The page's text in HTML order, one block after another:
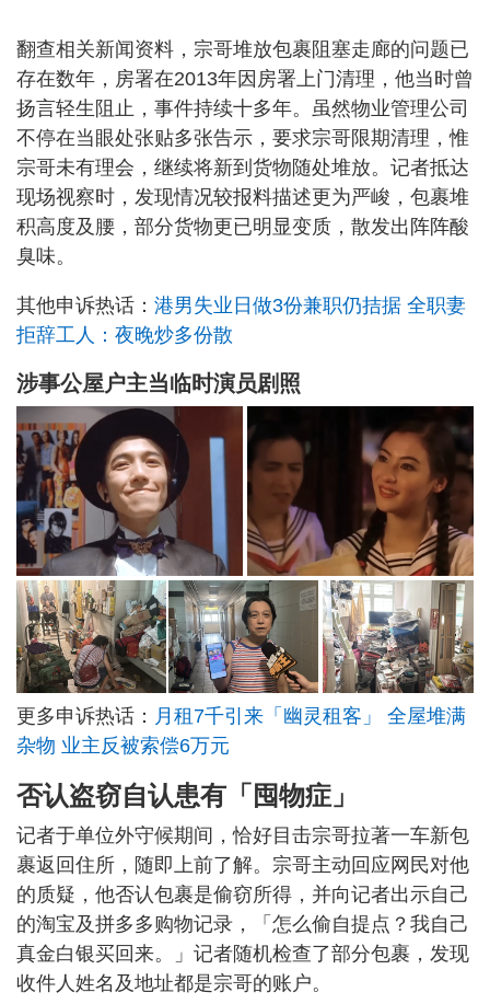
翻查相关新闻资料，宗哥堆放包裹阻塞走廊的问题已
存在数年，房署在2013年因房署上门清理，他当时曾
扬言轻生阻止，事件持续十多年。虽然物业管理公司
不停在当眼处张贴多张告示，要求宗哥限期清理，惟
宗哥未有理会，继续将新到货物随处堆放。记者抵达
现场视察时，发现情况较报料描述更为严峻，包裹堆
积高度及腰，部分货物更已明显变质，散发出阵阵酸
臭味。
其他申诉热话： 港男失业日做3份兼职仍拮据 全职妻
拒辞工人：夜晚炒多份散
涉事公屋户主当临时演员剧照
更多申诉热话： 月租7千引来「幽灵租客」 全屋堆满
杂物 业主反被索偿6万元
否认盗窃自认患有「囤物症」
记者于单位外守候期间，恰好目击宗哥拉著一车新包
裹返回住所，随即上前了解。宗哥主动回应网民对他
的质疑，他否认包裹是偷窃所得，并向记者出示自己
的淘宝及拼多多购物记录，「怎么偷自提点？我自己
真金白银买回来。」记者随机检查了部分包裹，发现
收件人姓名及地址都是宗哥的账户。